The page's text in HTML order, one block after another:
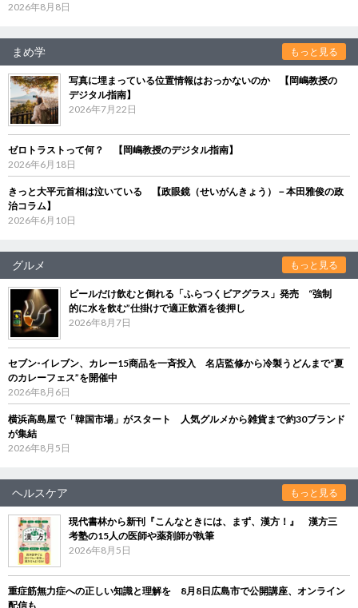
2026年8月8日
まめ学 もっと見る
写真に埋まっている位置情報はおっかないのか 【岡嶋教授の
デジタル指南】
2026年7月22日
ゼロトラストって何？ 【岡嶋教授のデジタル指南】
2026年6月18日
きっと大平元首相は泣いている 【政眼鏡（せいがんきょう）－本田雅俊の政
治コラム】
2026年6月10日
グルメ もっと見る
ビールだけ飲むと倒れる「ふらつくビアグラス」発売 “強制
的に水を飲む”仕掛けで適正飲酒を後押し
2026年8月7日
セブン‐イレブン、カレー15商品を一斉投入 名店監修から冷製うどんまで“夏
のカレーフェス”を開催中
2026年8月6日
横浜高島屋で「韓国市場」がスタート 人気グルメから雑貨まで約30ブランド
が集結
2026年8月5日
ヘルスケア もっと見る
現代書林から新刊『こんなときには、まず、漢方！』 漢方三
考塾の15人の医師や薬剤師が執筆
2026年8月5日
重症筋無力症への正しい知識と理解を 8月8日広島市で公開講座、オンライン
配信も